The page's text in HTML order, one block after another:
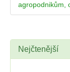
agropodnikům,
Nejčtenější